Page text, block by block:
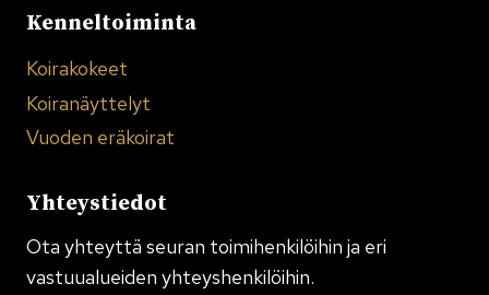
Kenneltoiminta
Koirakokeet
Koiranäyttelyt
Vuoden eräkoirat
Yhteystiedot
Ota yhteyttä seuran toimi­henkilöihin ja eri
vastuualueiden yhteyshenkilöihin.